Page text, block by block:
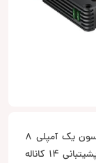
آمپلی فایر پروسسور AF M8.14bit از برند اودیسون یک آمپلی 8
کانال قدرتمند با توان 90 وات است که به لطف پشیتبانی 14 کاناله